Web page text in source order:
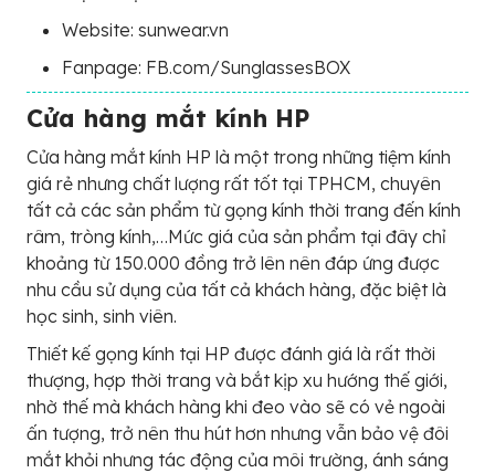
Website: sunwear.vn
Fanpage: FB.com/SunglassesBOX
Cửa hàng mắt kính HP
Cửa hàng mắt kính HP là một trong những tiệm kính
giá rẻ nhưng chất lượng rất tốt tại TPHCM, chuyên
tất cả các sản phẩm từ gọng kính thời trang đến kính
râm, tròng kính,…Mức giá của sản phẩm tại đây chỉ
khoảng từ 150.000 đồng trở lên nên đáp ứng được
nhu cầu sử dụng của tất cả khách hàng, đặc biệt là
học sinh, sinh viên.
Thiết kế gọng kính tại HP được đánh giá là rất thời
thượng, hợp thời trang và bắt kịp xu hướng thế giới,
nhờ thế mà khách hàng khi đeo vào sẽ có vẻ ngoài
ấn tượng, trở nên thu hút hơn nhưng vẫn bảo vệ đôi
mắt khỏi nhưng tác động của môi trường, ánh sáng